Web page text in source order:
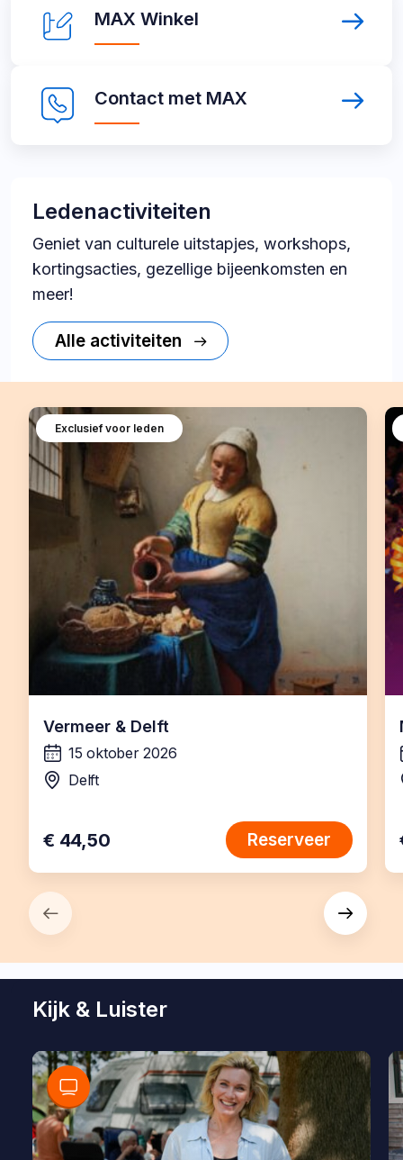
MAX Winkel
Winkel
Contact met MAX
MAX
Ledenactiviteiten
Geniet van culturele uitstapjes, workshops,
kortingsacties, gezellige bijeenkomsten en
meer!
Alle activiteiten
Exclusief voor leden
Vermeer & Delft
wanneer:
15 oktober 2026
locatie:
Delft
€ 44,50 Reserveer
Kijk & Luister